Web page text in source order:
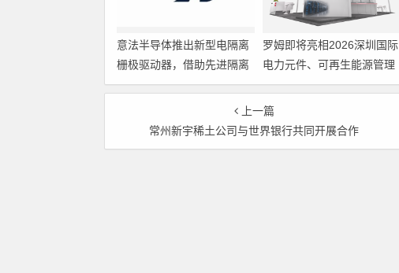
意法半导体推出新型电隔离
栅极驱动器，借助先进隔离
技术简化电源设计
罗姆即将亮相2026深圳国际
电力元件、可再生能源管理
展览会暨研讨会
上一篇
常州新宇稀土公司与世界银行共同开展合作